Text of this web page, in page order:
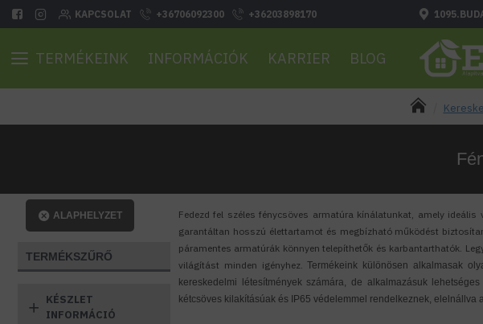
KAPCSOLAT +36706092300 +36203898170
TERMÉKEINK INFORMÁCIÓK KARRIER BLOG
TERMÉKSZŰRŐ
ALAPHELYZET
KÉSZLET
INFORMÁCIÓ
Fedezd fel széles fénycsöves armatúra kínálatunkat, amely
garantáltan hosszú élettartamot és megbízható működést
páramentes armatúrák könnyen telepíthetők és karbantarthatók.
világítást minden igényhez. Termékeink különösen alkalmasak
kereskedelmi létesítmények számára, de alkalmazásuk
kétcsöves kilakításúak és IP65 védelemmel rendelkeznek, elelnállva